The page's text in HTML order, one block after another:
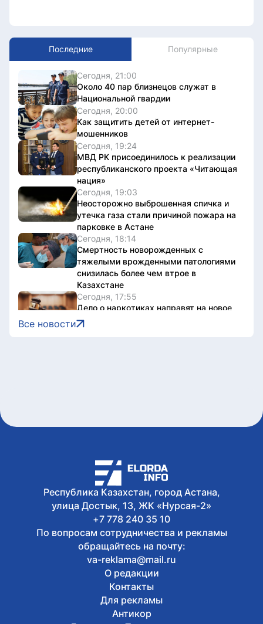
Последние Популярные
Сегодня, 21:00
Около 40 пар близнецов служат в
Национальной гвардии
Сегодня, 20:00
Как защитить детей от интернет-
мошенников
Сегодня, 19:24
МВД РК присоединилось к реализации
республиканского проекта «Читающая
нация»
Сегодня, 19:03
Неосторожно выброшенная спичка и
утечка газа стали причиной пожара на
парковке в Астане
Сегодня, 18:14
Смертность новорожденных с
тяжелыми врожденными патологиями
снизилась более чем втрое в
Казахстане
Сегодня, 17:55
Дело о наркотиках направят на новое
рассмотрение: подсудимому не дали
последнее слово
В Астане 9 августа перекроют ряд
дорог из-за фестиваля Jüregımnıñ
Jenımpazy
Сегодня, 17:25
В Казахстане издали книгу с
избранными высказываниями Касым-
Все новости
Республика Казахстан, город Астана,
улица Достык, 13, ЖК «Нурсая-2»
+7 778 240 35 10
По вопросам сотрудничества и рекламы
обращайтесь на почту:
va-reklama@mail.ru
О редакции
Контакты
Для рекламы
Антикор